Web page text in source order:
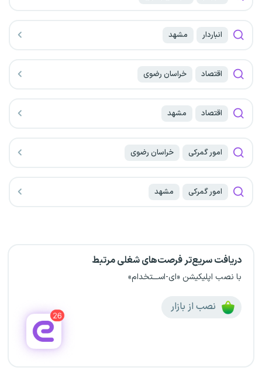
انباردار مشهد
اقتصاد خراسان رضوی
اقتصاد مشهد
امور گمرکی خراسان رضوی
امور گمرکی مشهد
دریافت سریع‌تر فرصت‌های شغلی مرتبط
با نصب اپلیکیشن «ای-اســـتخدام»
نصب از بازار